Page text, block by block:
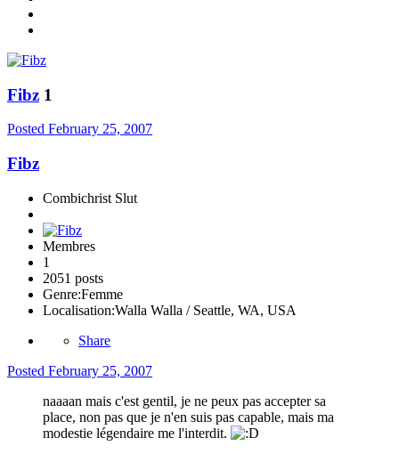
Fibz 1
Posted February 25, 2007
Fibz
Combichrist Slut
Membres
1
2051 posts
Genre:Femme
Localisation:Walla Walla / Seattle, WA, USA
Share
Posted February 25, 2007
naaaan mais c'est gentil, je ne peux pas accepter sa
place, non pas que je n'en suis pas capable, mais ma
modestie légendaire me l'interdit.